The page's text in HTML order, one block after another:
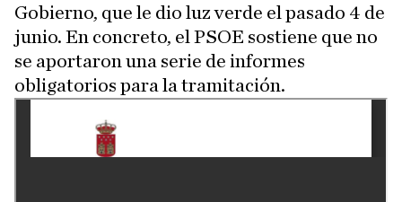
Gobierno, que le dio luz verde el pasado 4 de
junio. En concreto, el PSOE sostiene que no
se aportaron una serie de informes
obligatorios para la tramitación.